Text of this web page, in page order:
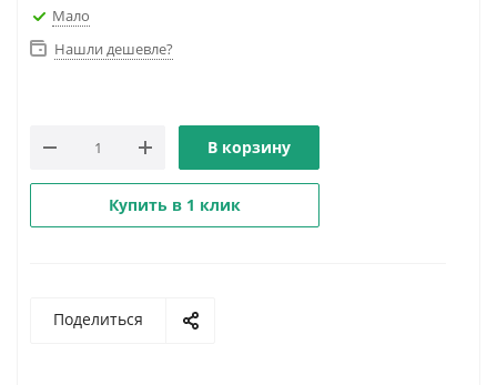
Мало
Нашли дешевле?
В корзину
Купить в 1 клик
Поделиться